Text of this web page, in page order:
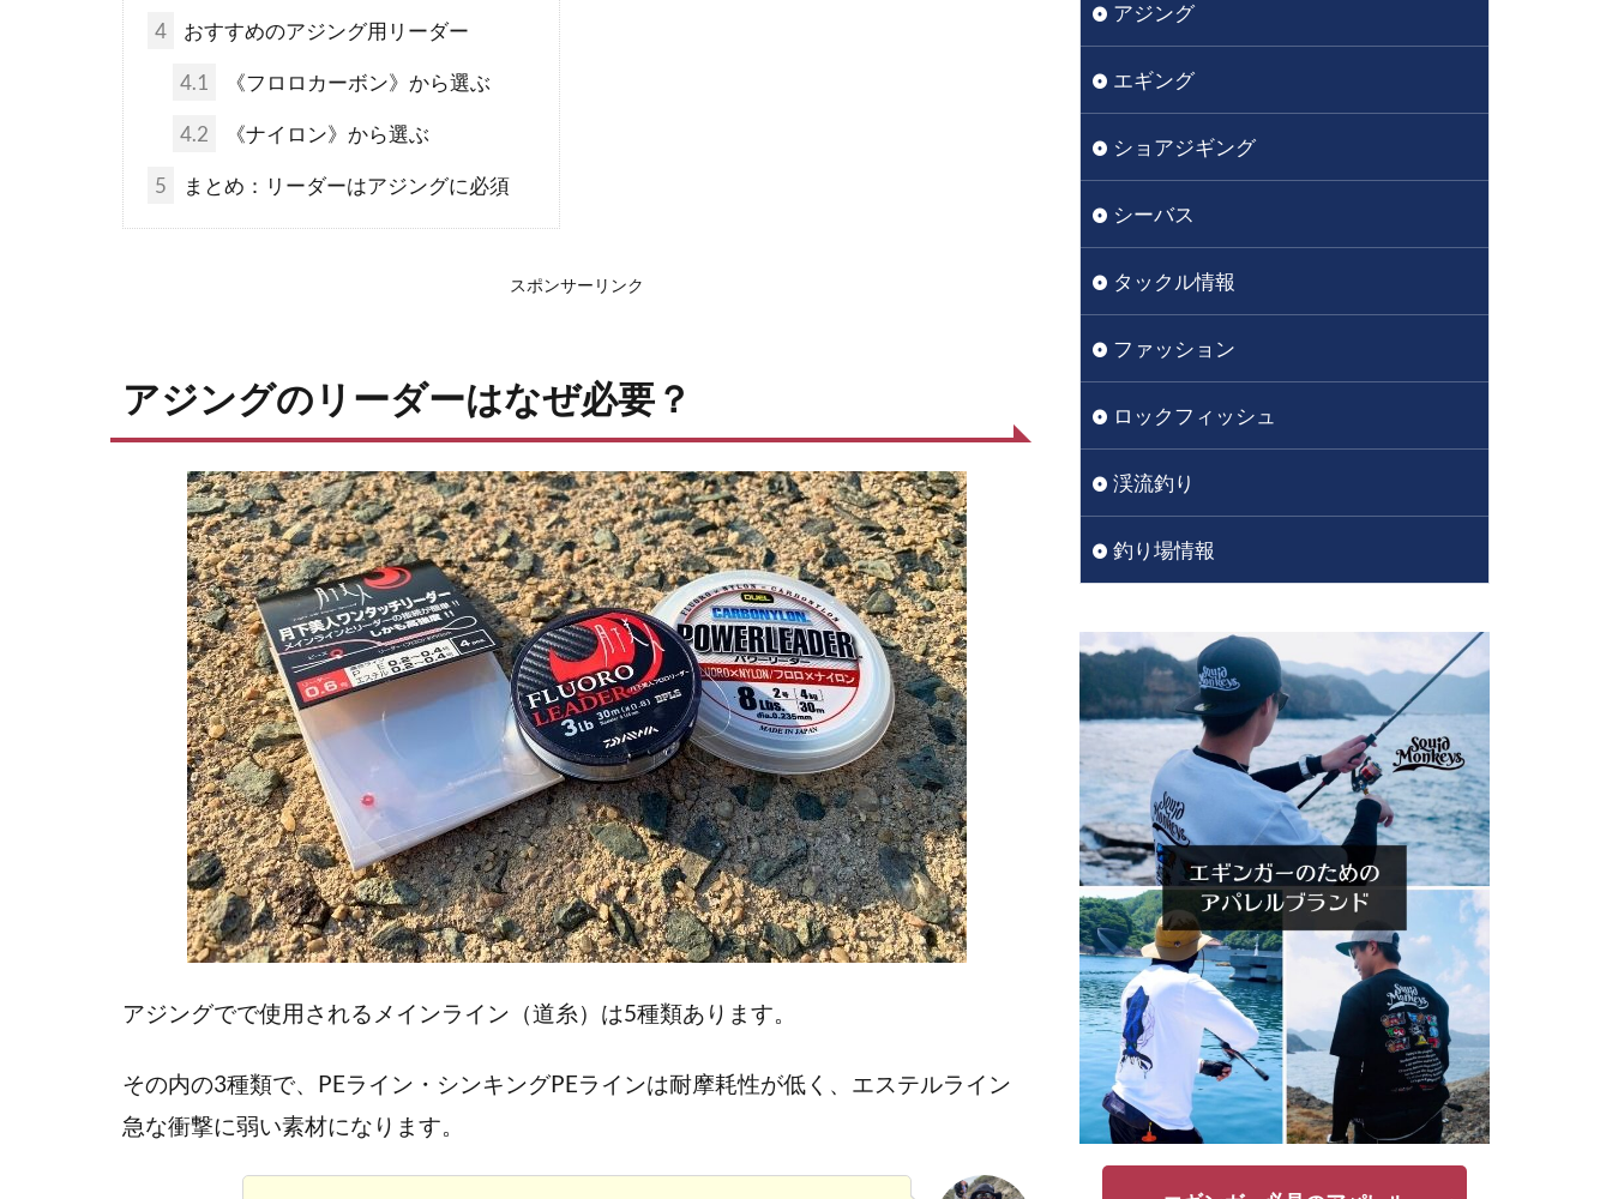
4 おすすめのアジング用リーダー
4.1 《フロロカーボン》から選ぶ
4.2 《ナイロン》から選ぶ
5 まとめ：リーダーはアジングに必須
スポンサーリンク
アジングのリーダーはなぜ必要？
アジングでで使用されるメインライン（道糸）は5種類あります。
その内の3種類で、PEライン・シンキングPEラインは耐摩耗性が低く、エステルライン
急な衝撃に弱い素材になります。
アジング
エギング
ショアジギング
シーバス
タックル情報
ファッション
ロックフィッシュ
渓流釣り
釣り場情報